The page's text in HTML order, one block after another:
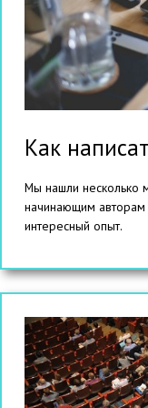
Как
Мы нашли несколько
начинающим авторам
интересный опыт.